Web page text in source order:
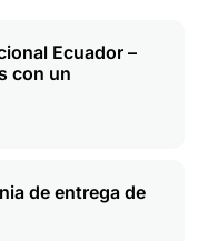
Ecuador –
con un
de entrega de